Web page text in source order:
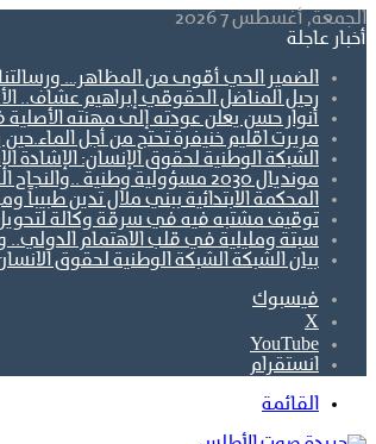
الجمعة, أغسطس 7 2026
أخبار عاجلة
الضمير الحي أقوى من المظاهر…
رحيل المناضل الحقوقي إبراهيم عشاف..
أنوار حسن يعلن عودته إلى مهنته
مريرت اقليم خنيفرة تحتج من أجل
الشبكة الوطنية لحقوق الإنسان: الإشادة
مونديال 2030 مسؤولية وطنية ..والنجاح الحقيقي يبدأ من تحصين الجبهة الاجتماعية.
المحكمة الابتدائية ببني ملال تدين
توقيف مشتبه فيه في سرقة وكالة لتحويل
سبتة ومليلية في قلب الاهتمام الدولي..
بيان الشبكة الشبكة الوطنية لحقوق
فيسبوك
‫X
‫YouTube
انستقرام
القائمة